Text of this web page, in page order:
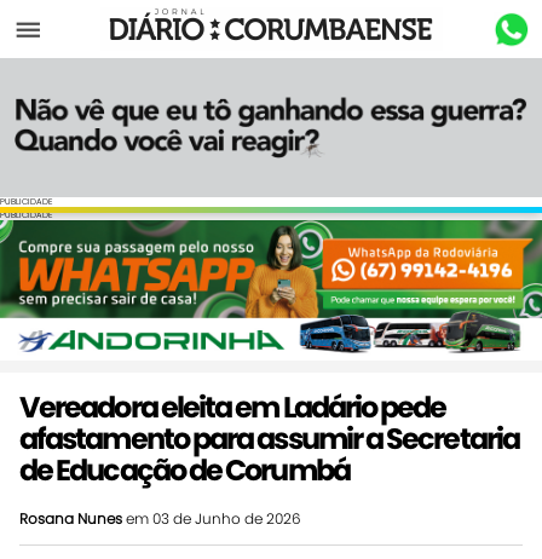
Menu
PUBLICIDADE
PUBLICIDADE
Vereadora eleita em Ladário pede
afastamento para assumir a Secretaria
de Educação de Corumbá
Rosana Nunesem 03 de Junho de 2026